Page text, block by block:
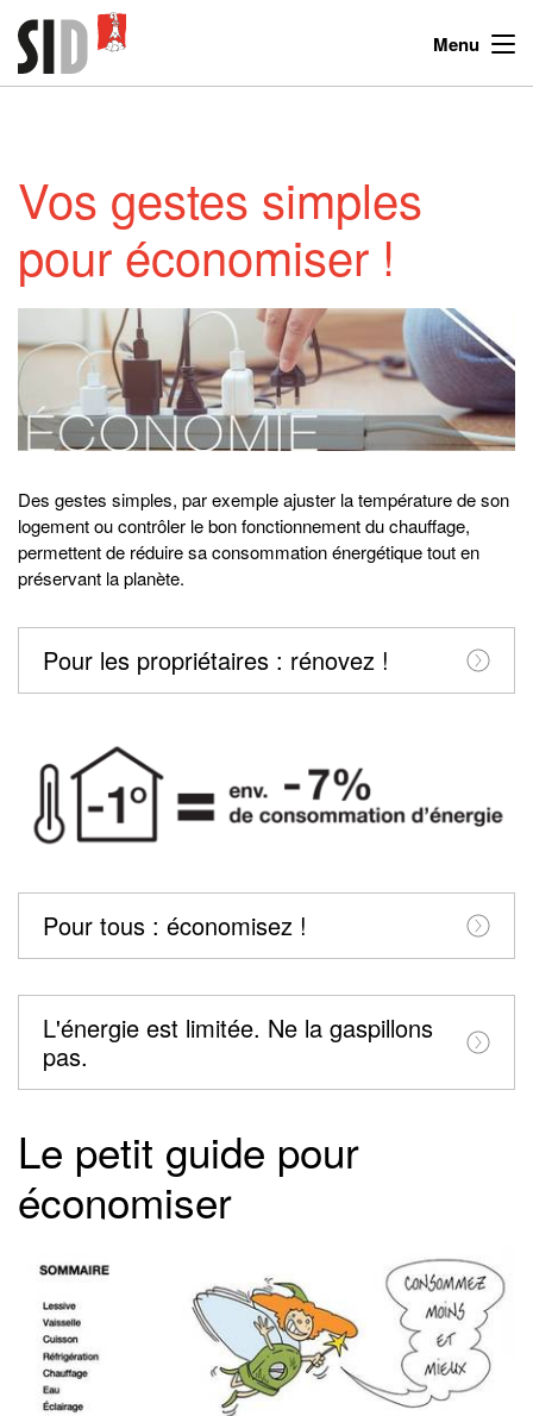
Menu
Vos gestes simples
pour économiser !
Des gestes simples, par exemple ajuster la température de son
logement ou contrôler le bon fonctionnement du chauffage,
permettent de réduire sa consommation énergétique tout en
préservant la planète.
Pour les propriétaires : rénovez !
Pour tous : économisez !
L'énergie est limitée. Ne la gaspillons
pas.
Le petit guide pour
économiser